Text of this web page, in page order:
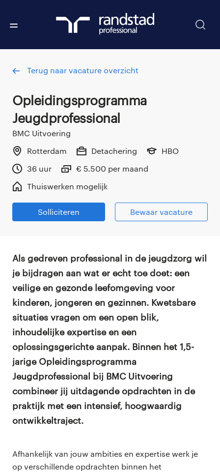
Terug naar vacature overzicht
Opleidingsprogramma
Jeugdprofessional
BMC Uitvoering
Rotterdam
Detachering
HBO
36 uur
€ 5.500 per maand
Thuiswerken mogelijk
Solliciteren Bewaar vacature
Als gedreven professional in de jeugdzorg wil
je bijdragen aan wat er echt toe doet: een
veilige en gezonde leefomgeving voor
kinderen, jongeren en gezinnen. Kwetsbare
situaties vragen om een open blik,
inhoudelijke expertise en een
oplossingsgerichte aanpak. Binnen het 1,5-
jarige Opleidingsprogramma
Jeugdprofessional bij BMC Uitvoering
combineer jij uitdagende opdrachten in de
praktijk met een intensief, hoogwaardig
ontwikkeltraject.
Afhankelijk van jouw ambities en expertise werk je
op verschillende opdrachten binnen het